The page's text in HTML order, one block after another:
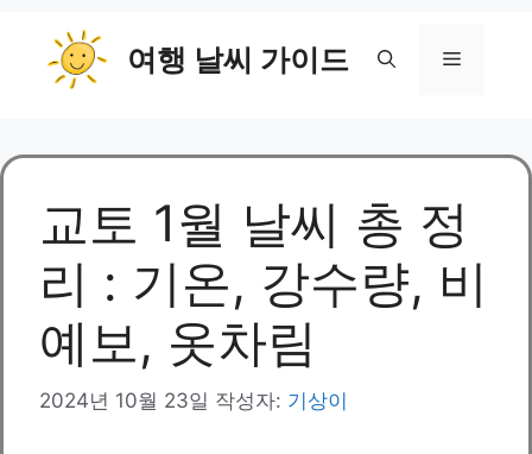
너
여행 날씨 가이드 메
교토 1월 날씨 총 정
리 : 기온, 강수량, 비
예보, 옷차림
2024년 10월 23일 작성자: 기상이